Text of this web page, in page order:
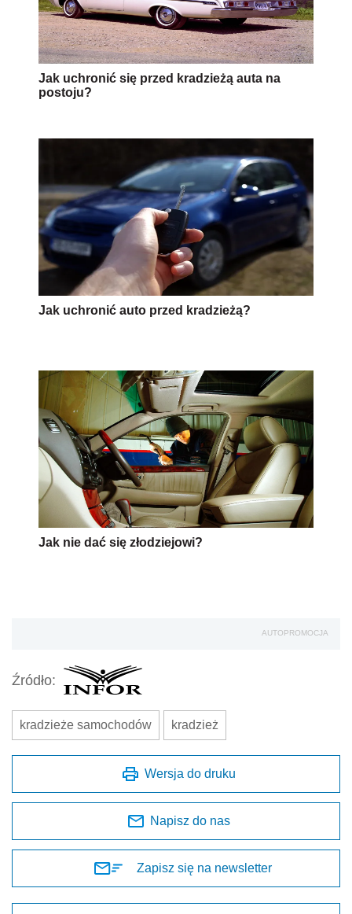
Jak uchronić się przed kradzieżą auta na
postoju?
Jak uchronić auto przed kradzieżą?
Jak nie dać się złodziejowi?
AUTOPROMOCJA
Źródło:
kradzieże samochodów kradzież
Wersja do druku
Napisz do nas
Zapisz się na newsletter